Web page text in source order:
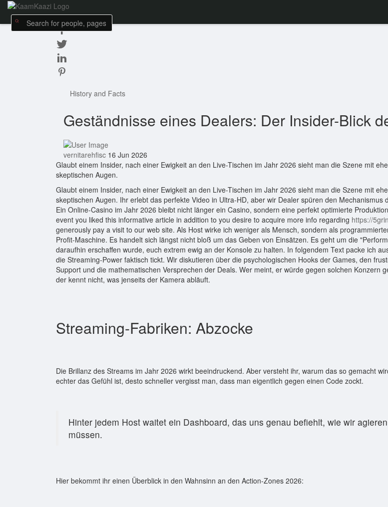
History and Facts
Geständnisse eines Dealers: Der Insider-Blick
vernitarehfisc 16 Jun 2026
Glaubt einem Insider, nach einer Ewigkeit an den Live-Tischen im Jahr 2026 sieht man die Szene mit
skeptischen Augen.
Glaubt einem Insider, nach einer Ewigkeit an den Live-Tischen im Jahr 2026 sieht man die Szene mit
skeptischen Augen. Ihr erlebt das perfekte Video in Ultra-HD, aber wir Dealer spüren den Mechanismus
Ein Online-Casino im Jahr 2026 bleibt nicht länger ein Casino, sondern eine perfekt optimierte
event you liked this informative article in addition to you desire to acquire more info regarding https://
generously pay a visit to our web site. Als Host wirke ich weniger als Mensch, sondern als
Profit-Maschine. Es handelt sich längst nicht bloß um das Geben von Einsätzen. Es geht um die
daraufhin erschaffen wurde, euch extrem ewig an der Konsole zu halten. In folgendem Text packe ich
die Streaming-Power faktisch tickt. Wir diskutieren über die psychologischen Hooks der Games, den
Support und die mathematischen Versprechen der Deals. Wer meint, er würde gegen solchen Konzern
der kennt nicht, was jenseits der Kamera abläuft.
Streaming-Fabriken: Abzocke
Die Brillanz des Streams im Jahr 2026 wirkt beeindruckend. Aber versteht ihr, warum das so gemacht
echter das Gefühl ist, desto schneller vergisst man, dass man eigentlich gegen einen Code zockt.
Hinter jedem Host waitet ein Dashboard, das uns genau befiehlt, wie wir agieren
müssen.
Hier bekommt ihr einen Überblick in den Wahnsinn an den Action-Zones 2026: